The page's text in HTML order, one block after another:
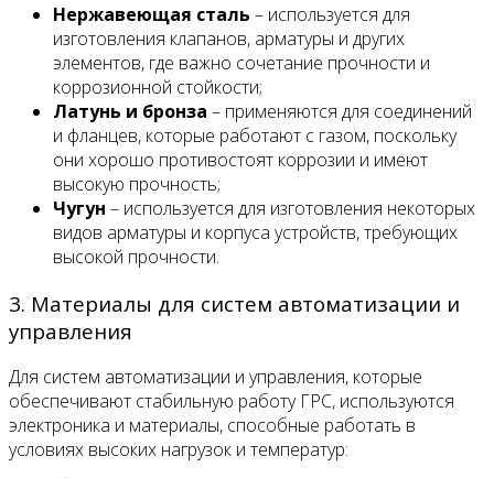
Нержавеющая сталь – используется для
изготовления клапанов, арматуры и других
элементов, где важно сочетание прочности и
коррозионной стойкости;
Латунь и бронза – применяются для соединений
и фланцев, которые работают с газом, поскольку
они хорошо противостоят коррозии и имеют
высокую прочность;
Чугун – используется для изготовления некоторых
видов арматуры и корпуса устройств, требующих
высокой прочности.
3. Материалы для систем автоматизации и
управления
Для систем автоматизации и управления, которые
обеспечивают стабильную работу ГРС, используются
электроника и материалы, способные работать в
условиях высоких нагрузок и температур: